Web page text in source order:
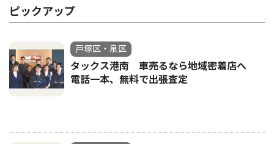
ピックアップ
戸塚区・泉区
タックス港南 車売るなら地域密着店へ
電話一本、無料で出張査定